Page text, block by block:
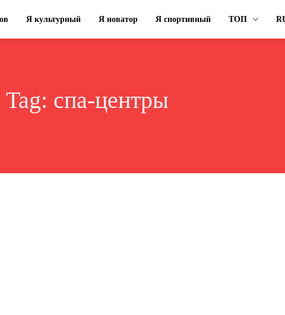
Я культурный Я новатор Я спортивный ТОП
Tag: спа-центры